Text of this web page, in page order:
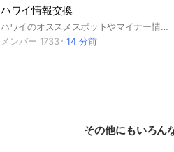
ハワイ情報交換
ハワイのオススメスポットやマイナー情報などを交換できたらと思ってます😊✨ 旅好きが交流し合うチャットになればと思うので旅好きな方はご参加ください＾＾
メンバー 1733
14 分前
その他にもいろん